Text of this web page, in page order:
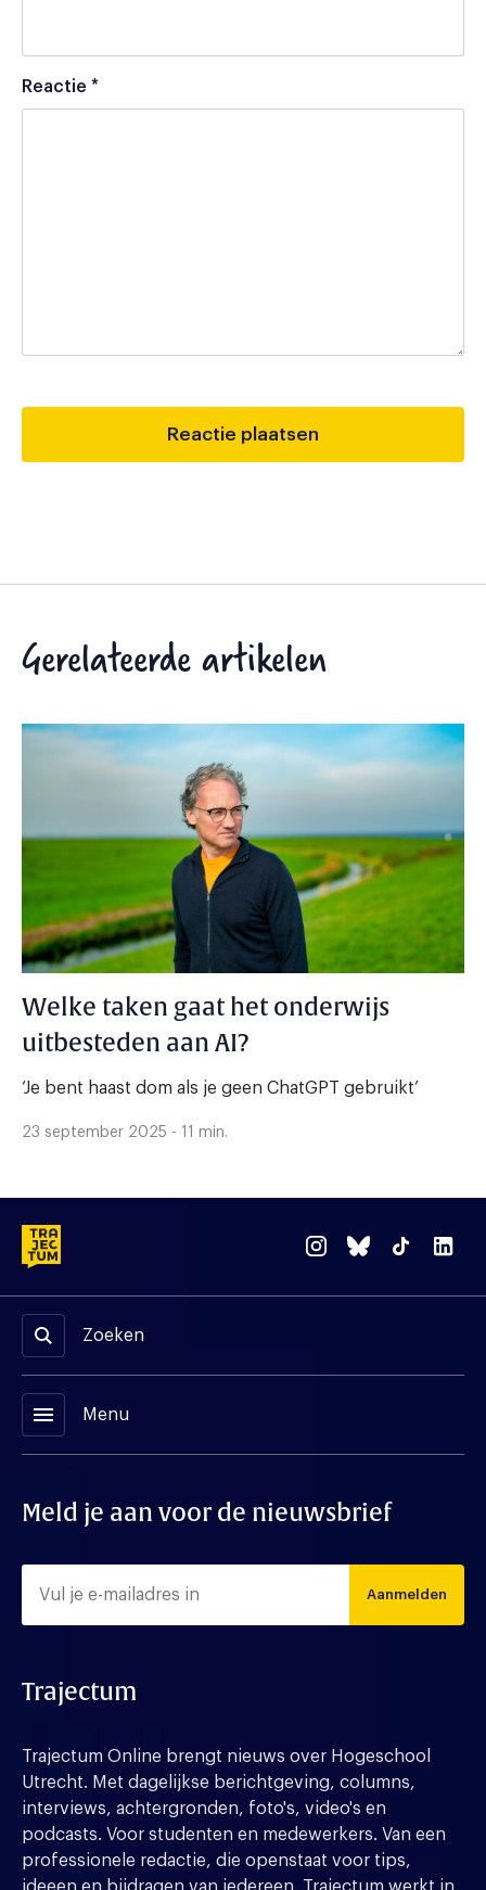
Reactie *
Gerelateerde artikelen
Welke taken gaat het onderwijs
uitbesteden aan AI?
‘Je bent haast dom als je geen ChatGPT gebruikt’
23 september 2025 - 11 min.
Zoeken
menu Menu
Meld je aan voor de nieuwsbrief
Aanmelden
Trajectum
Trajectum Online brengt nieuws over Hogeschool
Utrecht. Met dagelijkse berichtgeving, columns,
interviews, achtergronden, foto's, video's en
podcasts. Voor studenten en medewerkers. Van een
professionele redactie, die openstaat voor tips,